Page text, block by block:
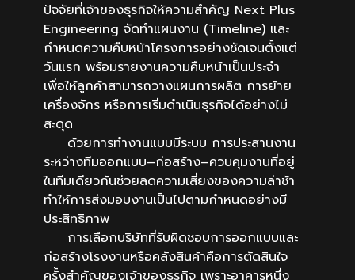
ปัจจัยที่เจ้าของธุรกิจให้ความสำคัญ Next Plus
Engineering จัดทำแผนงาน (Timeline) และ
กำหนดความคืบหน้าโครงการอย่างชัดเจนตั้งแต่
วันแรก พร้อมรายงานความคืบหน้าเป็นประจำ
เพื่อให้ลูกค้าสามารถวางแผนการผลิต การย้าย
เครื่องจักร หรือการเริ่มดำเนินธุรกิจได้อย่างไม่
สะดุด
ด้วยการทำงานแบบมีระบบ การประสานงาน
ระหว่างทีมออกแบบ–ก่อสร้าง–ควบคุมงานที่อยู่
ในทีมเดียวกันช่วยลดความเสี่ยงของความล่าช้า
ทำให้การส่งมอบงานเป็นไปตามกำหนดอย่างมี
ประสิทธิภาพ
การเลือกบริษัทที่รับผิดชอบการออกแบบและ
ก่อสร้างโรงงานหรือคลังสินค้าคือการตัดสินใจ